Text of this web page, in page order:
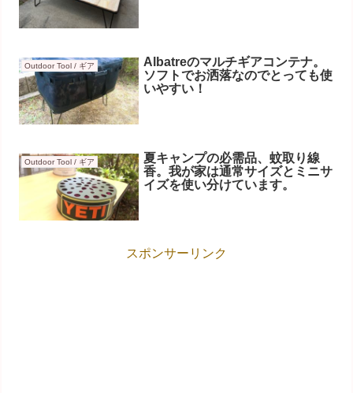
Outdoor Tool / ギア
Albatreのマルチギアコンテナ。
ソフトでお洒落なのでとっても使
いやすい！
Outdoor Tool / ギア
夏キャンプの必需品、蚊取り線
香。我が家は通常サイズとミニサ
イズを使い分けています。
スポンサーリンク